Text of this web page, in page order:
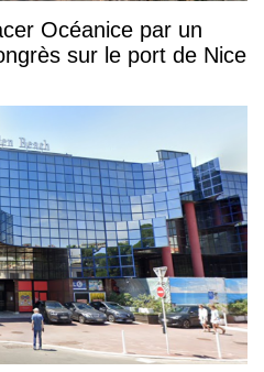
Océanice par un
sur le port de Nice